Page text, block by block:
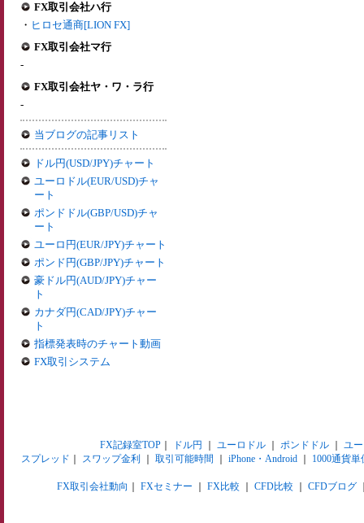
FX取引会社ハ行
・ ヒロセ通商[LION FX]
FX取引会社マ行
-
FX取引会社ヤ・ワ・ラ行
-
当ブログの記事リスト
ドル円(USD/JPY)チャート
ユーロドル(EUR/USD)チャ
ート
ポンドドル(GBP/USD)チャ
ート
ユーロ円(EUR/JPY)チャート
ポンド円(GBP/JPY)チャート
豪ドル円(AUD/JPY)チャー
ト
カナダ円(CAD/JPY)チャー
ト
指標発表時のチャート動画
FX取引システム
FX記録室TOP｜ ドル円 ユーロドル｜ ポンドドル｜ ユ
スプレッド
スワップ金利 取引可能時間 iPhone・Android 1000通貨単
FX取引会社動向 FXセミナー FX比較 CFD比較 CFDブログ